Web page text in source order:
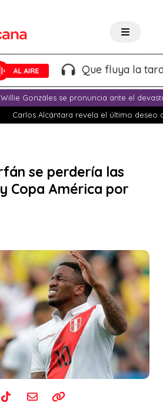
Que fluya la tarde! -
Willie Gonzáles se pronuncia ante el
Carlos Alcántara revela el último deseo
se perdería las
Copa América por